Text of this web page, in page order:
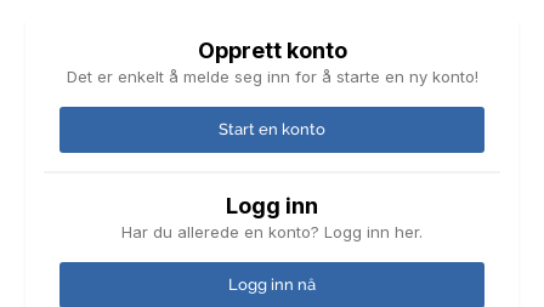
Opprett konto
Det er enkelt å melde seg inn for å starte en ny konto!
Start en konto
Logg inn
Har du allerede en konto? Logg inn her.
Logg inn nå